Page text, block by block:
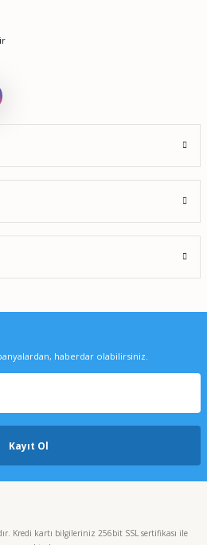
haberdar olabilirsiniz.
Kayıt Ol
Kredi kartı bilgileriniz 256bit SSL sertifikası ile